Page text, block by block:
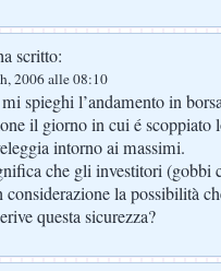
scritto:
2006 alle 08:10
spieghi l’andamento in
il giorno in cui é scoppiato
intorno ai massimi.
che gli investitori (gobbi
considerazione la possibilità
questa sicurezza?